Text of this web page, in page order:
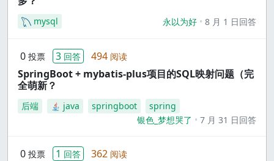
mysql 永以为好 8 月 1 日回答
0 投票 3 回答 494 阅读
SpringBoot + mybatis-plus项目的SQL映射问题（完
全萌新？
后端 java springboot
spring
银色_梦想哭了
7 月 31 日回答
0 投票 1 回答 362 阅读